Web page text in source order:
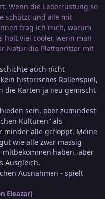
Wenn die Lederrüstung so
schützt und alle mit
frag ich mich, warum
halt viel cooler, wenn man
Natur die Plattenritter mit
auch nicht
historisches Rollenspiel,
die Karten ja neu gemischt
sein, aber zumindest
Kulturen" als
minder alle gefloppt. Meine
wie alle zwar massig
mitbekommen haben, aber
Ausgleich.
Ausnahmen - spielt
Eleazar)